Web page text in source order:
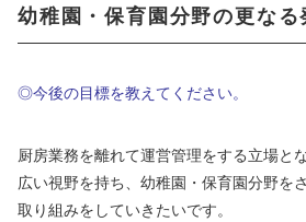
幼稚園・保育園分野の更な
◎今後の目標を教えてください。
厨房業務を離れて運営管理をする立場と
広い視野を持ち、幼稚園・保育園分野を
取り組みをしていきたいです。